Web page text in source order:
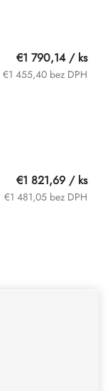
€1 790,14 / ks
€1 455,40 bez DPH
€1 821,69 / ks
€1 481,05 bez DPH